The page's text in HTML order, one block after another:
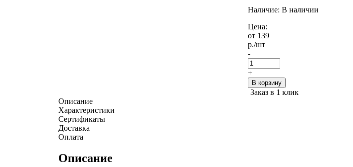
Наличие: В наличии
Цена:
от 139
р./шт
-
+
В корзину
Заказ в 1 клик
Описание
Характеристики
Сертификаты
Доставка
Оплата
Описание